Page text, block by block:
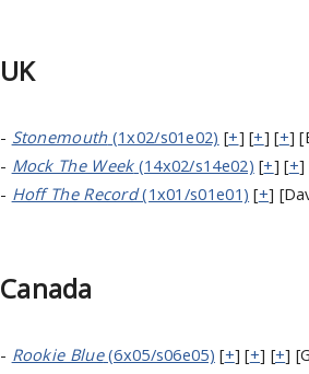
UK
- Stonemouth(1x02/s01e02) [+] [+] [+]
- Mock The Week(14x02/s14e02) [+] [+]
- Hoff The Record(1x01/s01e01) [+]
Canada
- Rookie Blue(6x05/s06e05) [+] [+] [+]